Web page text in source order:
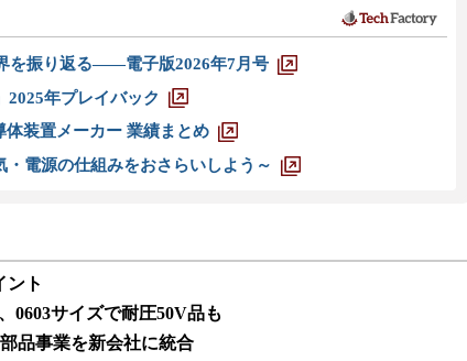
を振り返る――電子版2026年7月号
2025年プレイバック
体装置メーカー 業績まとめ
電源の仕組みをおさらいしよう～
ント
0603サイズで耐圧50V品も
品事業を新会社に統合